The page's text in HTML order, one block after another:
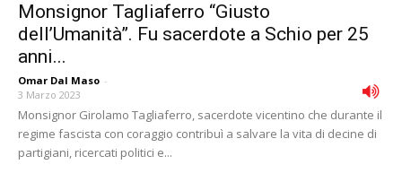
Monsignor Tagliaferro “Giusto
dell’Umanità”. Fu sacerdote a Schio per 25
anni...
Omar Dal Maso -
3 Marzo 2023
Monsignor Girolamo Tagliaferro, sacerdote vicentino che durante il
regime fascista con coraggio contribuì a salvare la vita di decine di
partigiani, ricercati politici e...